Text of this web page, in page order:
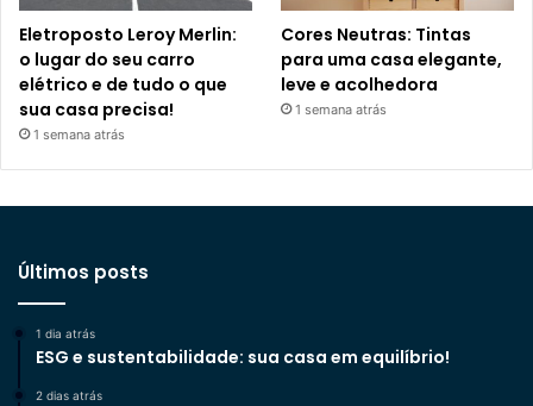
Eletroposto Leroy Merlin:
o lugar do seu carro
elétrico e de tudo o que
sua casa precisa!
1 semana atrás
Cores Neutras: Tintas
para uma casa elegante,
leve e acolhedora
1 semana atrás
Últimos posts
1 dia atrás
ESG e sustentabilidade: sua casa em equilíbrio!
2 dias atrás